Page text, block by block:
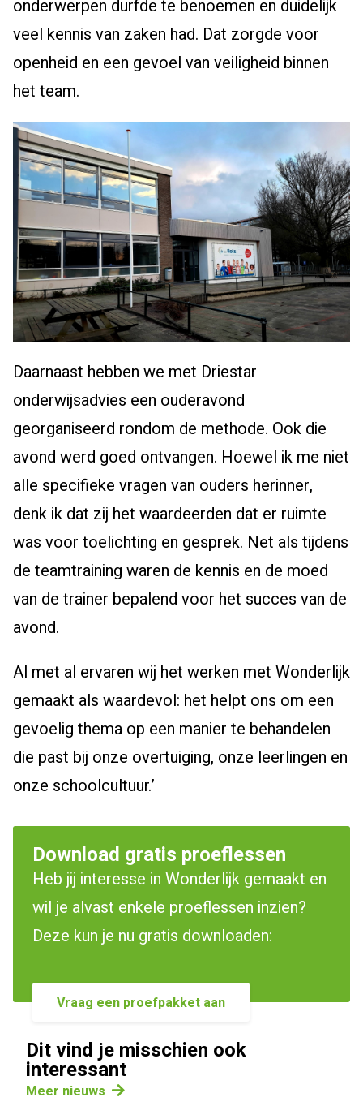
onderwerpen durfde te benoemen en duidelijk
veel kennis van zaken had. Dat zorgde voor
openheid en een gevoel van veiligheid binnen
het team.
Daarnaast hebben we met Driestar
onderwijsadvies een ouderavond
georganiseerd rondom de methode. Ook die
avond werd goed ontvangen. Hoewel ik me niet
alle specifieke vragen van ouders herinner,
denk ik dat zij het waardeerden dat er ruimte
was voor toelichting en gesprek. Net als tijdens
de teamtraining waren de kennis en de moed
van de trainer bepalend voor het succes van de
avond.
Al met al ervaren wij het werken met Wonderlijk
gemaakt als waardevol: het helpt ons om een
gevoelig thema op een manier te behandelen
die past bij onze overtuiging, onze leerlingen en
onze schoolcultuur.’
Download gratis proeflessen
Heb jij interesse in Wonderlijk gemaakt en
wil je alvast enkele proeflessen inzien?
Deze kun je nu gratis downloaden:
Vraag een proefpakket aan
Dit vind je misschien ook
interessant
Meer nieuws